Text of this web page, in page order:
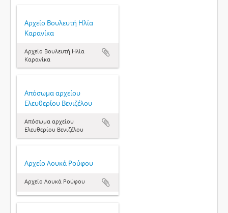
Αρχείο Βουλευτή Ηλία
Καρανίκα
Αρχείο Βουλευτή Ηλία
Καρανίκα
Απόσωμα αρχείου
Ελευθερίου Βενιζέλου
Απόσωμα αρχείου
Ελευθερίου Βενιζέλου
Αρχείο Λουκά Ρούφου
Αρχείο Λουκά Ρούφου